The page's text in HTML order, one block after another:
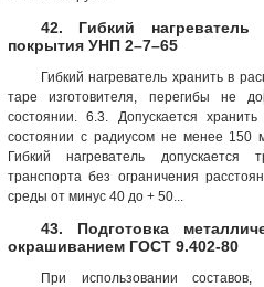
42. Гибкий нагреватель
покрытия УНП 2–7–65
Гибкий нагреватель хранить в
таре изготовителя, перегибы не до
состоянии. 6.3. Допускается
состоянии с радиусом не менее
Гибкий нагреватель допускается
транспорта без ограничения
среды от минус 40 до + 50...
43. Подготовка
окрашиванием ГОСТ 9.402-80
При использовании